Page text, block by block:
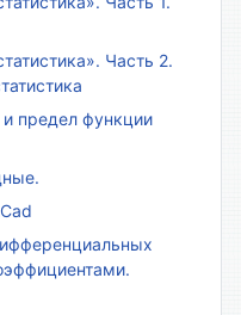
Часть 2.
и предел функции